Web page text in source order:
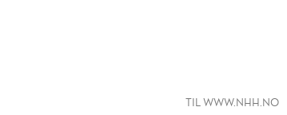
TIL WWW.NHH.NO